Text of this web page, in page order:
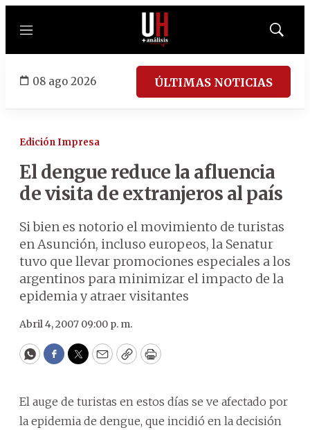
Menú
Mostrar
08 ago 2026 ÚLTIMAS NOTICIAS
Edición Impresa
El dengue reduce la afluencia
de visita de extranjeros al país
Si bien es notorio el movimiento de turistas
en Asunción, incluso europeos, la Senatur
tuvo que llevar promociones especiales a los
argentinos para minimizar el impacto de la
epidemia y atraer visitantes
Abril 4, 2007 09:00 p. m.
WhatsApp
Facebook
Twitter
EmailCopyPrint
El auge de turistas en estos días se ve afectado por
la epidemia de dengue, que incidió en la decisión